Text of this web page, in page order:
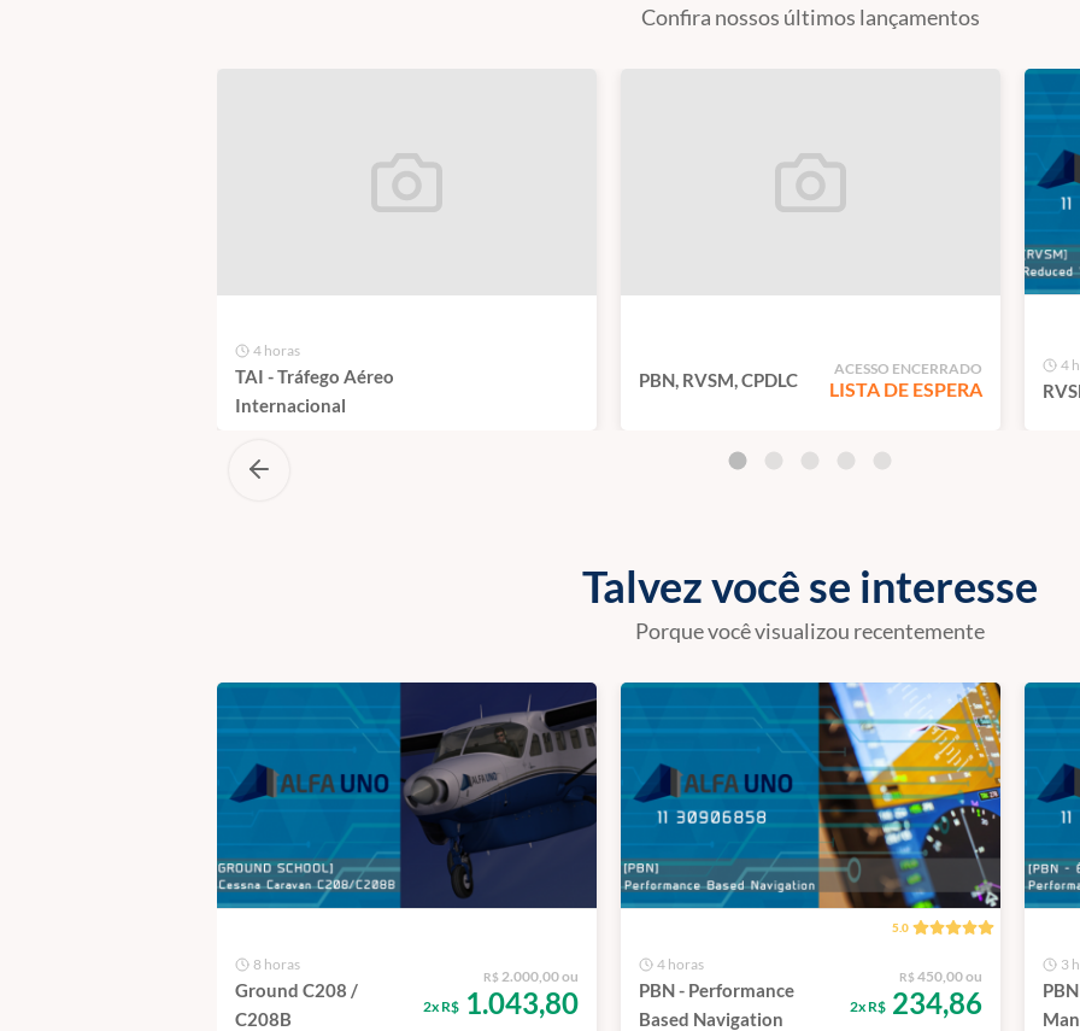
Confira nossos últimos lançamentos
4 horas
TAI - Tráfego Aéreo
Internacional
PBN, RVSM, CPDLC
ACESSO ENCERRADO
LISTA DE ESPERA
4
Talvez você se interesse
Porque você visualizou recentemente
8 horas
Ground C208 /
C208B
R$ 2.000,00 ou
2x R$1.043,80
5.0
4 horas
PBN - Performance
Based Navigation
R$ 450,00 ou
2x R$234,86
3